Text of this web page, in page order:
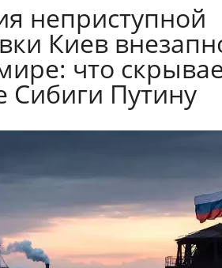
неприступной
Киев
что
Сибиги Путину